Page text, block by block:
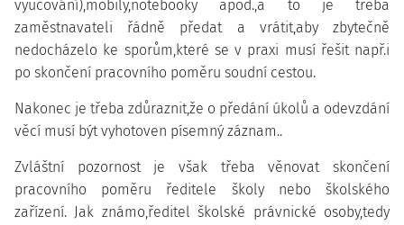
vyučování),mobily,notebooky apod.,a to je třeba
zaměstnavateli řádně předat a vrátit,aby zbytečně
nedocházelo ke sporům,které se v praxi musí řešit např.i
po skončení pracovního poměru soudní cestou.
Nakonec je třeba zdůraznit,že o předání úkolů a odevzdání
věcí musí být vyhotoven písemný záznam..
Zvláštní pozornost je však třeba věnovat skončení
pracovního poměru ředitele školy nebo školského
zařízení. Jak známo,ředitel školské právnické osoby,tedy